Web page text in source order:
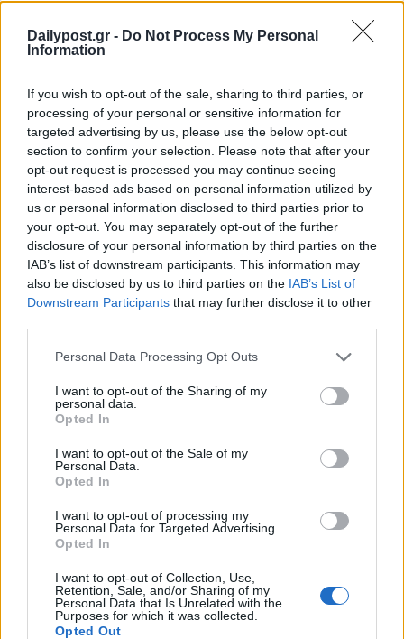
Dailypost.gr - Do Not Process My Personal
Information
If you wish to opt-out of the sale, sharing to third parties, or
processing of your personal or sensitive information for
targeted advertising by us, please use the below opt-out
section to confirm your selection. Please note that after your
opt-out request is processed you may continue seeing
interest-based ads based on personal information utilized by
us or personal information disclosed to third parties prior to
your opt-out. You may separately opt-out of the further
disclosure of your personal information by third parties on the
IAB’s list of downstream participants. This information may
also be disclosed by us to third parties on the IAB’s List of
Downstream Participants that may further disclose it to other
Personal Data Processing Opt Outs
I want to opt-out of the Sharing of my
personal data.
Opted In
I want to opt-out of the Sale of my
Personal Data.
Opted In
I want to opt-out of processing my
Personal Data for Targeted Advertising.
Opted In
I want to opt-out of Collection, Use,
Retention, Sale, and/or Sharing of my
Personal Data that Is Unrelated with the
Purposes for which it was collected.
Opted Out